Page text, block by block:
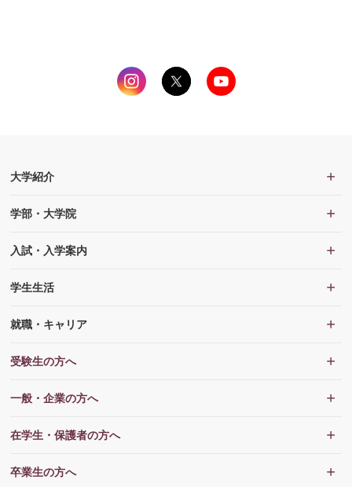
大学紹介
学部・大学院
入試・入学案内
学生生活
就職・キャリア
受験生の方へ
一般・企業の方へ
在学生・保護者の方へ
卒業生の方へ